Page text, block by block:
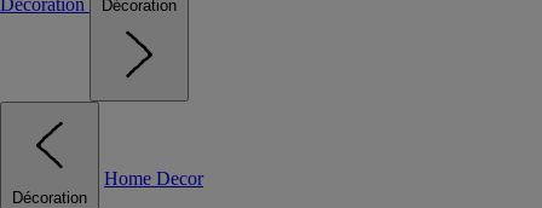
Décoration
Décoration
Décoration
Home Decor